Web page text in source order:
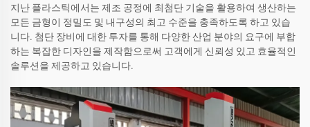
지난 플라스틱에서는 제조 공정에 최첨단 기술을 활용하여 생산하는
모든 금형이 정밀도 및 내구성의 최고 수준을 충족하도록 하고 있습
니다. 첨단 장비에 대한 투자를 통해 다양한 산업 분야의 요구에 부합
하는 복잡한 디자인을 제작함으로써 고객에게 신뢰성 있고 효율적인
솔루션을 제공하고 있습니다.